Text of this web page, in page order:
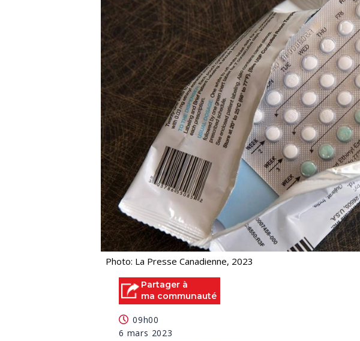
Photo: La Presse Canadienne, 2023
Partager à
ma communauté
09h00
6 mars 2023